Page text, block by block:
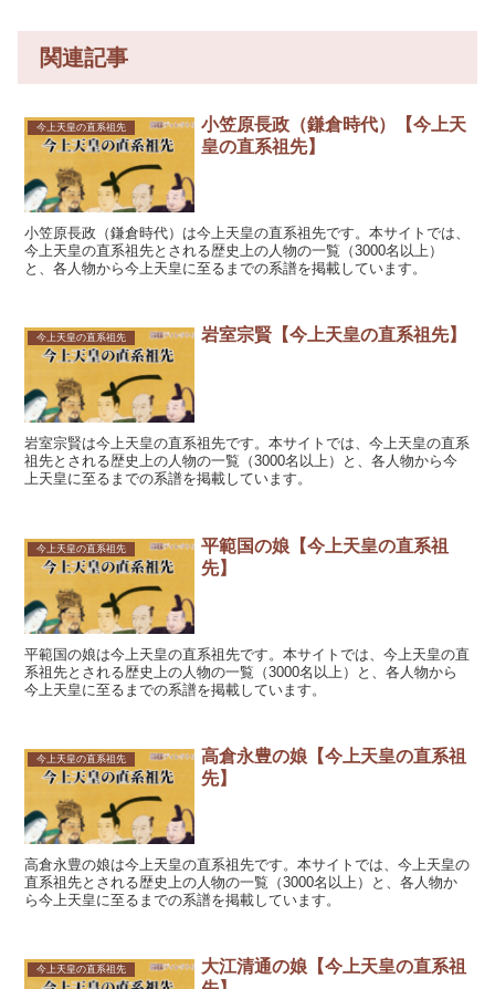
関連記事
今上天皇の直系祖先
小笠原長政（鎌倉時代）【今上天
皇の直系祖先】
小笠原長政（鎌倉時代）は今上天皇の直系祖先です。本サイトでは、
今上天皇の直系祖先とされる歴史上の人物の一覧（3000名以上）
と、各人物から今上天皇に至るまでの系譜を掲載しています。
今上天皇の直系祖先 岩室宗賢【今上天皇の直系祖先】
岩室宗賢は今上天皇の直系祖先です。本サイトでは、今上天皇の直系
祖先とされる歴史上の人物の一覧（3000名以上）と、各人物から今
上天皇に至るまでの系譜を掲載しています。
今上天皇の直系祖先
平範国の娘【今上天皇の直系祖
先】
平範国の娘は今上天皇の直系祖先です。本サイトでは、今上天皇の直
系祖先とされる歴史上の人物の一覧（3000名以上）と、各人物から
今上天皇に至るまでの系譜を掲載しています。
今上天皇の直系祖先
高倉永豊の娘【今上天皇の直系祖
先】
高倉永豊の娘は今上天皇の直系祖先です。本サイトでは、今上天皇の
直系祖先とされる歴史上の人物の一覧（3000名以上）と、各人物か
ら今上天皇に至るまでの系譜を掲載しています。
今上天皇の直系祖先
大江清通の娘【今上天皇の直系祖